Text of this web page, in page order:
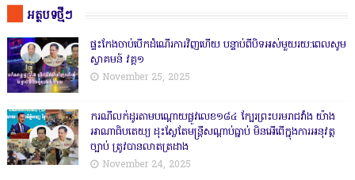
អត្ថបទថ្មីៗ
ផ្ទះកែងចាប់បើកដំណើរការវិញហើយ បន្ទាប់ពីបិទអស់មួយរយ:ពេលសូម
ស្វាគមន៍ វគ្គ១
November 25, 2025
ករណីលក់ដូរតាមបណ្តោយផ្លូវលេខ១៨៤ ក្បែរព្រះបរមរាជវាំង យ៉ាង
អាណាធិបតេយ្យ ដុះស្លែតែមន្ត្រីសណ្តាប់ធ្នាប់ មិនអើពើក្នុងការអនុវត្ត
ច្បាប់ ត្រូវបានលាតត្រដាង
November 24, 2025